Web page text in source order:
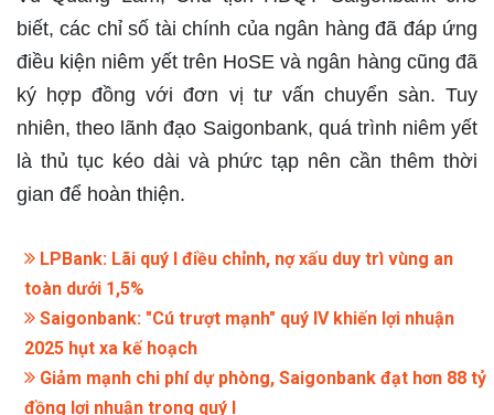
biết, các chỉ số tài chính của ngân hàng đã đáp ứng
điều kiện niêm yết trên HoSE và ngân hàng cũng đã
ký hợp đồng với đơn vị tư vấn chuyển sàn. Tuy
nhiên, theo lãnh đạo Saigonbank, quá trình niêm yết
là thủ tục kéo dài và phức tạp nên cần thêm thời
gian để hoàn thiện.
LPBank: Lãi quý I điều chỉnh, nợ xấu duy trì vùng an
toàn dưới 1,5%
Saigonbank: "Cú trượt mạnh" quý IV khiến lợi nhuận
2025 hụt xa kế hoạch
Giảm mạnh chi phí dự phòng, Saigonbank đạt hơn 88 tỷ
đồng lợi nhuận trong quý I